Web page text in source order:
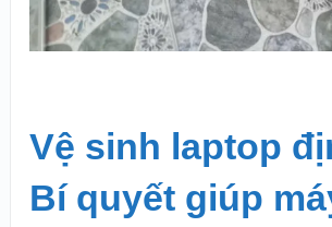
Vệ sinh laptop
Bí quyết giúp